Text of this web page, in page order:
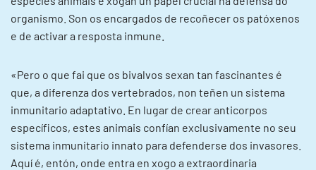
organismo. Son os encargados de recoñecer os patóxenos
e de activar a resposta inmune.
«Pero o que fai que os bivalvos sexan tan fascinantes é
que, a diferenza dos vertebrados, non teñen un sistema
inmunitario adaptativo. En lugar de crear anticorpos
específicos, estes animais confían exclusivamente no seu
sistema inmunitario innato para defenderse dos invasores.
Aquí é, entón, onde entra en xogo a extraordinaria